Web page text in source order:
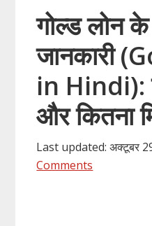
गोल्ड लोन के
जानकारी
in Hindi):
और कितना
Last updated: अक्टूबर
Comments